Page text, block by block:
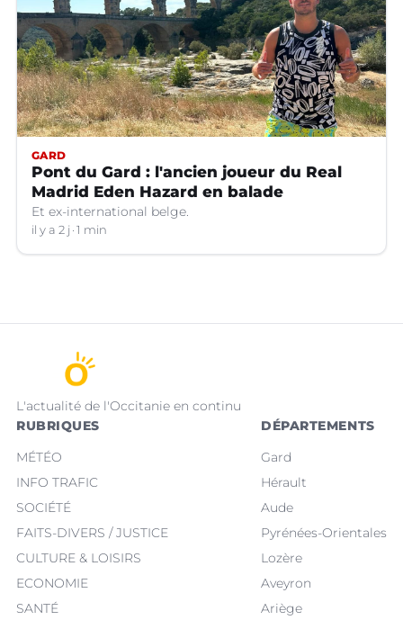
GARD
Pont du Gard : l'ancien joueur du Real
Madrid Eden Hazard en balade
Et ex-international belge.
il y a 2 j 1 min
L'actualité de l'Occitanie en continu
RUBRIQUES
MÉTÉO
INFO TRAFIC
SOCIÉTÉ
FAITS-DIVERS / JUSTICE
CULTURE & LOISIRS
ECONOMIE
SANTÉ
DÉPARTEMENTS
Gard
Hérault
Aude
Pyrénées-Orientales
Lozère
Aveyron
Ariège